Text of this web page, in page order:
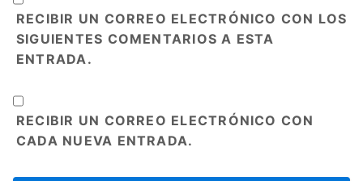
RECIBIR UN CORREO ELECTRÓNICO CON LOS
SIGUIENTES COMENTARIOS A ESTA
ENTRADA.
RECIBIR UN CORREO ELECTRÓNICO CON
CADA NUEVA ENTRADA.